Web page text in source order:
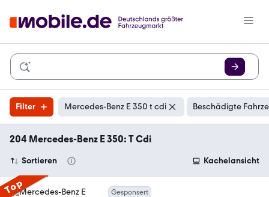
Filter Mercedes-Benz E 350 t cdi Beschädigte
204 Mercedes-Benz E 350: T Cdi
Sortieren Kachelansicht
Top Gesponsert